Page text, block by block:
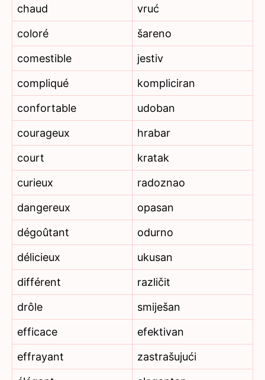
chaud
vruć
coloré
šareno
comestible
jestiv
compliqué
kompliciran
confortable
udoban
courageux
hrabar
court
kratak
curieux
radoznao
dangereux
opasan
dégoûtant
odurno
délicieux
ukusan
différent
različit
drôle
smiješan
efficace
efektivan
effrayant
zastrašujući